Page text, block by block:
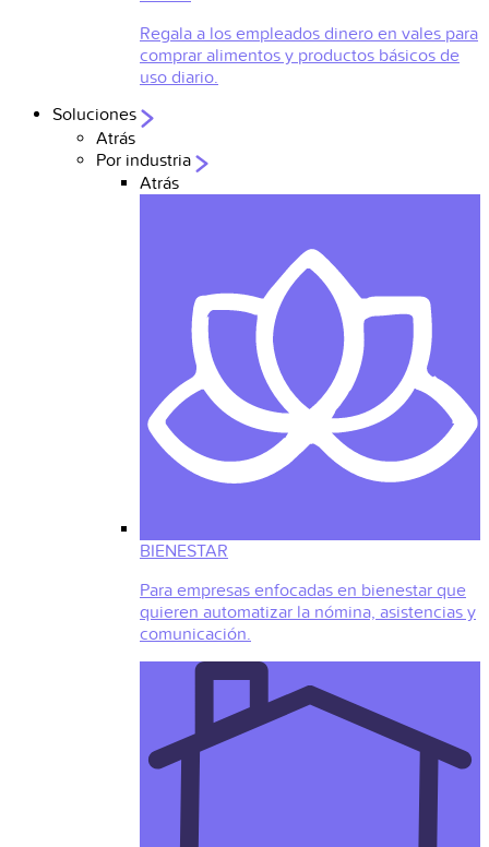
Regala a los empleados dinero en vales para
comprar alimentos y productos básicos de
uso diario.
Soluciones
Atrás
Por industria
Atrás
BIENESTAR
Para empresas enfocadas en bienestar que
quieren automatizar la nómina, asistencias y
comunicación.